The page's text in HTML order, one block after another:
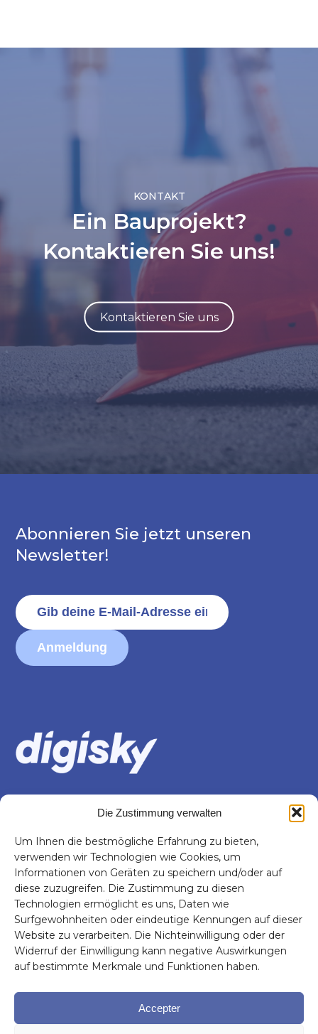
Die Zustimmung verwalten
Um Ihnen die bestmögliche Erfahrung zu bieten,
verwenden wir Technologien wie Cookies, um
Informationen von Geräten zu speichern und/oder auf
diese zuzugreifen. Die Zustimmung zu diesen
Technologien ermöglicht es uns, Daten wie
Surfgewohnheiten oder eindeutige Kennungen auf dieser
Website zu verarbeiten. Die Nichteinwilligung oder der
Widerruf der Einwilligung kann negative Auswirkungen
auf bestimmte Merkmale und Funktionen haben.
Accepter
KONTAKT
Ein Bauprojekt?
Kontaktieren Sie uns!
Kontaktieren Sie uns
Abonnieren Sie jetzt unseren
Newsletter!
Anmeldung
INFORMATIONEN
Sektoren
Über uns
Das Neuste
KONTAKT
info@digisky.ch
FOLGEN SIE UNS!